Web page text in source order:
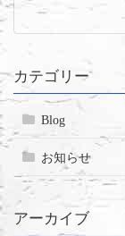
カテゴリー
Blog
お知らせ
アーカイブ